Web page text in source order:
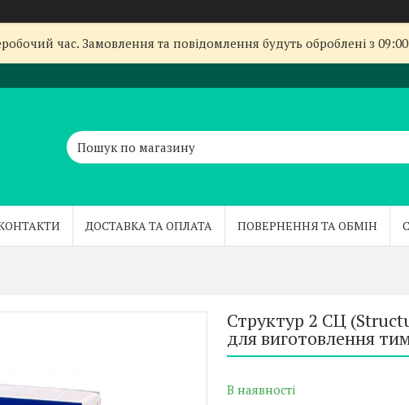
час. Замовлення та повідомлення будуть оброблені з
ДОСТАВКА ТА ОПЛАТА ПОВЕРНЕННЯ ТА ОБМІН
Структур 2 СЦ
для виготовлення
В наявності